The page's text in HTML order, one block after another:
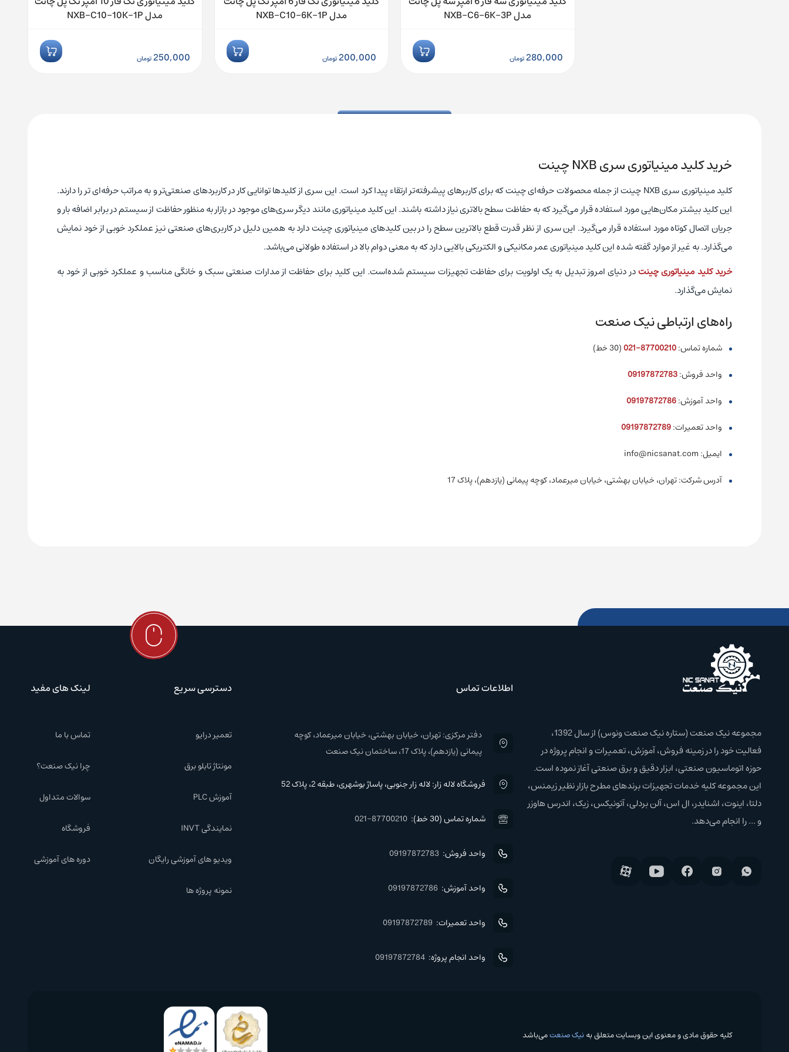
مدل NXB-C6-6K-3P
280,000تومان
مدل NXB-C10-6K-1P
200,000تومان
مدل NXB-C10-10K-1P
250,000تومان
خرید کلید مینیاتوری سری NXB چینت
کلید مینیاتوری سری NXB چینت از جمله محصولات حرفه‌ای چینت که برای کاربرهای پیشرفته‌تر ارتقاء پیدا کرد است. این سری از کلیدها توانایی کار در کاربردهای صنعتی‌تر و به مراتب حرفه‌ای تر را دارند.
این کلید بیشتر مکان‌هایی مورد استفاده قرار می‌گیرد که به حفاظت سطح بالاتری نیاز داشته باشند. این کلید مینیاتوری مانند دیگر سری‌های موجود در بازار به منظور حفاظت از سیستم در برابر اضافه بار و
جریان اتصال کوتاه مورد استفاده قرار می‌گیرد. این سری از نظر قدرت قطع بالاترین سطح را در بین کلیدهای مینیاتوری چینت دارد به همین دلیل در کاربری‌های صنعتی نیز عملکرد خوبی از خود نمایش
می‌گذارد. به غیر از موارد گفته شده این کلید مینیاتوری عمر مکانیکی و الکتریکی بالایی دارد که به معنی دوام بالا در استفاده طولانی می‌باشد.
خرید کلید مینیاتوری چینتدر دنیای امروز تبدیل به یک اولویت برای حفاظت تجهیزات سیستم شده‌است. این کلید برای حفاظت از مدارات صنعتی سبک و خانگی مناسب و عملکرد خوبی از خود به
نمایش می‌گذارد.
راه‌های ارتباطی نیک صنعت
شماره تماس:87700210-021
(30 خط)
واحد فروش:09197872783
واحد آموزش:09197872786
واحد تعمیرات:09197872789
ایمیل: info@nicsanat.com
آدرس شرکت: تهران، خیابان بهشتی، خیابان میرعماد، کوچه پیمانی (یازدهم)، پلاک 17
مجموعه نیک صنعت (ستاره نیک صنعت ونوس) از سال 1392،
فعالیت خود را در زمینه فروش، آموزش،‌ تعمیرات و انجام پروژه در
حوزه اتوماسیون صنعتی، ابزار دقیق و برق صنعتی آغاز نموده است.
این مجموعه کلیه خدمات تجهیزات برند‌های مطرح بازار نظیر زیمنس،
دلتا، اینوت، اشنایدر، ال اس، آلن بردلی، آتونیکس، زیک، اندرس هاوزر
و ... را انجام می‌دهد.
اطلاعات تماس
دفتر مرکزی: تهران، خیابان بهشتی، خیابان میرعماد، کوچه
پیمانی (یازدهم)، پلاک 17، ساختمان نیک صنعت
فروشگاه لاله زار: لاله زار جنوبی، پاساژ بوشهری، طبقه 2، پلاک 52
شماره تماس (30 خط): 021-87700210
واحد فروش: 09197872783
واحد آموزش: 09197872786
واحد تعمیرات: 09197872789
واحد انجام پروژه: 09197872784
دسترسی سریع
تعمیر درایو
مونتاژ تابلو برق
آموزش PLC
نمایندگی INVT
ویدیو های آموزشی رایگان
نمونه پروژه ها
لینک های مفید
تماس با ما
چرا نیک صنعت؟
سوالات متداول
فروشگاه
دوره های آموزشی
کلیه حقوق مادی و معنوی این وبسایت متعلق بهنیک صنعتمی‌باشد